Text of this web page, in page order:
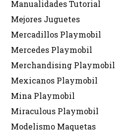
Manualidades Tutorial
Mejores Juguetes
Mercadillos Playmobil
Mercedes Playmobil
Merchandising Playmobil
Mexicanos Playmobil
Mina Playmobil
Miraculous Playmobil
Modelismo Maquetas